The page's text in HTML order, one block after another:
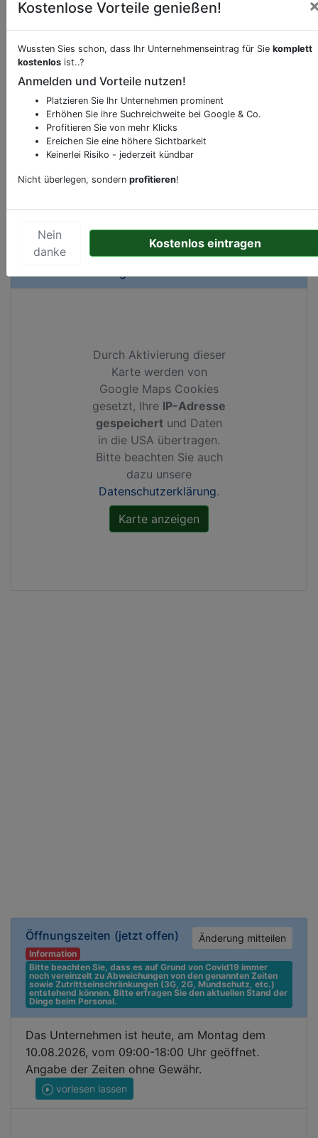
Öffnungszeiten (jetzt offen) Änderung mitteilen
Information
Bitte beachten Sie, dass es auf Grund von Covid19 immer
noch vereinzelt zu Abweichungen von den genannten Zeiten
sowie Zutrittseinschränkungen (3G, 2G, Mundschutz, etc.)
entstehend können. Bitte erfragen Sie den aktuellen Stand der
Dinge beim Personal.
Das Unternehmen ist heute, am Montag dem
10.08.2026, vom 09:00-18:00 Uhr geöffnet.
Angabe der Zeiten ohne Gewähr.
vorlesen lassen
Beschreibung & Services von
Sie möchten eine Beschreibung, Dienstleistung
oder andere relevante Informationen hinzufügen?
Klicken Sie bittehierum uns zu kontaktieren.
Gerne erweitern wir Ihren Firmeneintrag um
Ihr Unternehmen anbietet und womit Sie sich von
Durch Aktivierung dieser
Karte werden von
Google Maps Cookies
gesetzt, Ihre IP-Adresse
gespeichert und Daten
in die USA übertragen.
Bitte beachten Sie auch
dazu unsere
Datenschutzerklärung.
Kostenlose Vorteile genießen!
Wussten Sies schon, dass Ihr Unternehmenseintrag für Sie komplett
kostenlos ist..?
Anmelden und Vorteile nutzen!
Platzieren Sie Ihr Unternehmen prominent
Erhöhen Sie ihre Suchreichweite bei Google & Co.
Profitieren Sie von mehr Klicks
Ereichen Sie eine höhere Sichtbarkeit
Keinerlei Risiko - jederzeit kündbar
Nicht überlegen, sondern profitieren!
Nein
danke
Kostenlos eintragen